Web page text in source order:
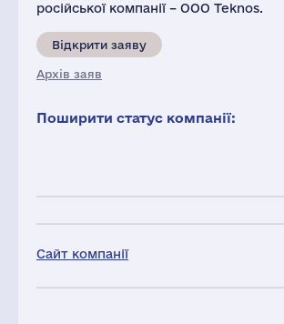
Сайт компанії
російської компанії – OOO Teknos.
Відкрити заяву
Архів заяв
Поширити статус компанії: